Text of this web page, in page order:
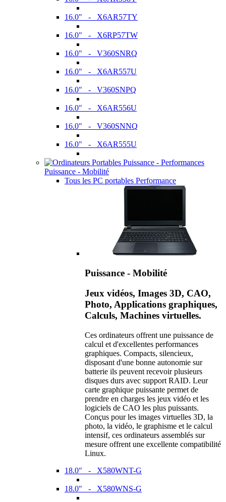
16.0" - X6AR57TY
16.0" - X6RP57TW
16.0" - V360SNRQ
16.0" - X6AR557U
16.0" - V360SNPQ
16.0" - X6AR556U
16.0" - V360SNNQ
16.0" - X6AR555U
Puissance - Mobilité
Tous les PC portables Performance
Puissance - Mobilité
Jeux vidéos, Images 3D, CAO,
Photo, Applications graphiques,
Calculs, Machines virtuelles.
Ces ordinateurs offrent une puissance de
calcul et d'excellentes performances
graphiques. Compacts, silencieux,
disposant d'une bonne autonomie sur
batterie ils peuvent recevoir plusieurs
disques durs avec support RAID. Leur
carte graphique puissante permet de
prendre en charges les jeux vidéo et les
logiciels de CAO les plus puissants.
Conçus pour les images virtuelles 3D, la
photo, la vidéo, le graphisme et le calcul
intensif, ces ordinateurs assemblés sur
mesure offrent une excellente compatibilité
Linux.
18.0" - X580WNT-G
18.0" - X580WNS-G